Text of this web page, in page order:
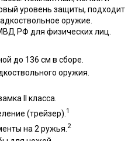
уровень защиты, подходит
оружие.
РФ для физических лиц.
до 136 см в сборе.
оружия.
II класса.
(трейзер). 1
на 2 ружья. 2